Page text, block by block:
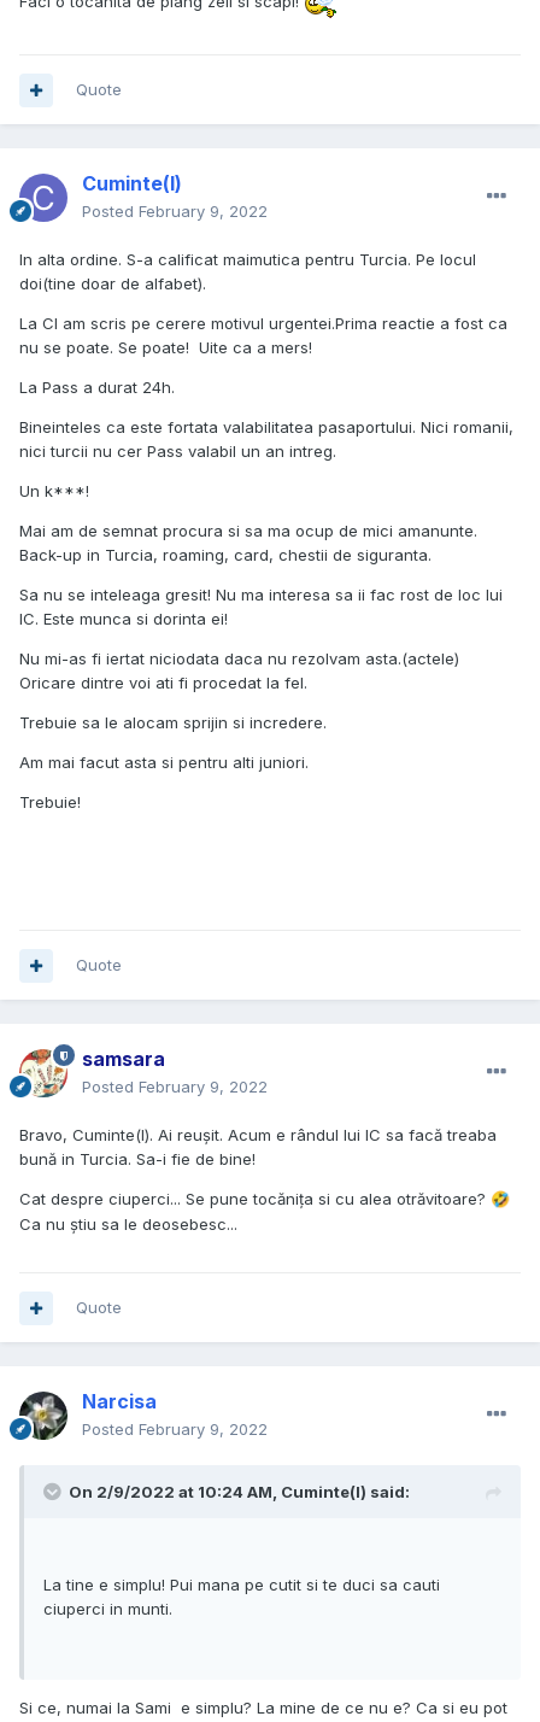
Quote
Cuminte(l)
Posted February 9, 2022
In alta ordine. S-a calificat maimutica pentru Turcia. Pe locul
doi(tine doar de alfabet).
La CI am scris pe cerere motivul urgentei.Prima reactie a fost ca
nu se poate. Se poate! Uite ca a mers!
La Pass a durat 24h.
Bineinteles ca este fortata valabilitatea pasaportului. Nici romanii,
nici turcii nu cer Pass valabil un an intreg.
Un k***!
Mai am de semnat procura si sa ma ocup de mici amanunte.
Back-up in Turcia, roaming, card, chestii de siguranta.
Sa nu se inteleaga gresit! Nu ma interesa sa ii fac rost de loc lui
IC. Este munca si dorinta ei!
Nu mi-as fi iertat niciodata daca nu rezolvam asta.(actele)
Oricare dintre voi ati fi procedat la fel.
Trebuie sa le alocam sprijin si incredere.
Am mai facut asta si pentru alti juniori.
Trebuie!
Quote
samsara
Posted February 9, 2022
Bravo, Cuminte(l). Ai reușit. Acum e rândul lui IC sa facă treaba
bună in Turcia. Sa-i fie de bine!
Cat despre ciuperci... Se pune tocănița si cu alea otrăvitoare? 🤣
Ca nu știu sa le deosebesc...
Quote
Narcisa
Posted February 9, 2022
On 2/9/2022 at 10:24 AM, Cuminte(l) said:
La tine e simplu! Pui mana pe cutit si te duci sa cauti
ciuperci in munti.
Si ce, numai la Sami e simplu? La mine de ce nu e? Ca si eu pot